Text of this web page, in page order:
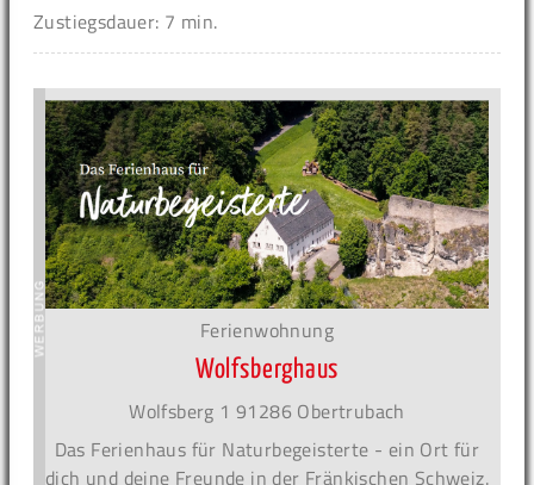
Zustiegsdauer: 7 min.
Ferienwohnung
Wolfsberghaus
Wolfsberg 1 91286 Obertrubach
Das Ferienhaus für Naturbegeisterte - ein Ort für
dich und deine Freunde in der Fränkischen Schweiz.